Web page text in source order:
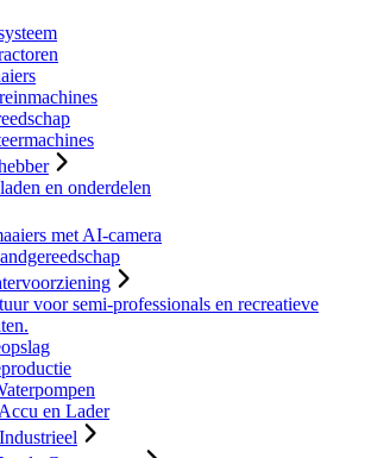
en onderdelen
met AI-camera
voor semi-professionals en recreatieve
en Lader